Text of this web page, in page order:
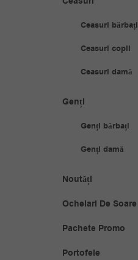
Ceasuri bărbați
Ceasuri copii
Ceasuri damă
Genți
Genți bărbați
Genți damă
Noutăți
Ochelari De Soare
Pachete Promo
Portofele